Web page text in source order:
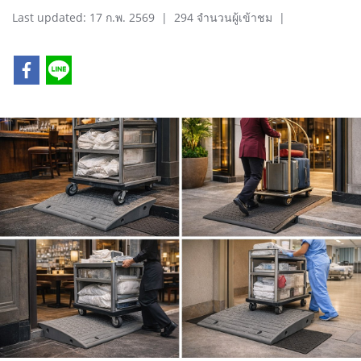
Last updated: 17 ก.พ. 2569 | 294 จำนวนผู้เข้าชม |